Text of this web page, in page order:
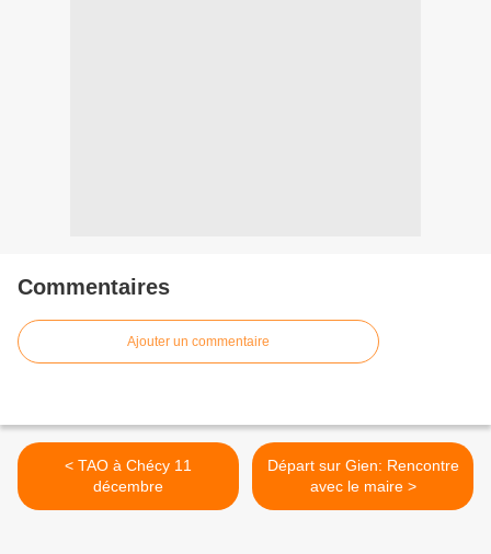
Commentaires
Ajouter un commentaire
< TAO à Chécy 11
décembre
Départ sur Gien: Rencontre
avec le maire >